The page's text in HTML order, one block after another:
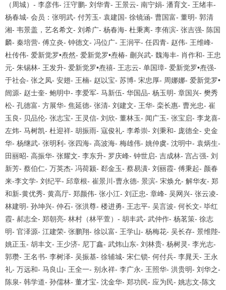
（周城）- 李彦伟- 汪守鹏- 刘华青- 王景云- 南宁娟- 潘育文- 王绪丰-
杨春城- 会员：张明武- 付芳玉- 袁建国- 徐镜涵- 曹国富- 董明- 郭清
湘- 韦景盖，艺名希文- 刘希广- 杨春海- 杜秉离- 李侑滨- 张吉强- 陈国
麟- 秦培营- 傅立炎- 钟德文- 冯位广- 王润平- 任四青- 赵伟- 王维峰-
杜传伟- 爱新觉罗•焘然- 爱新觉罗•焘椿- 蒯兴武- 魏海丰- 肖作和- 王忠
元- 朱锡林- 王发升- 爱新觉罗•焘禧- 王志云- 单国璋- 爱新觉罗•焘强-
于社会- 张之凤- 安翅- 王楠- 赵以宝- 苏博- 宋忠厚- 周娜娜- 爱新觉罗•
闿源- 赵士奎- 鲍明中- 李爱军- 马新伍- 华国品- 杨玉明- 章国兴- 樊秀
松- 孔德富- 方展华- 焦延德- 张清- 刘建文- 王华- 栾长惠- 曹光忠- 崔
玉良- 贝品伦- 张志宝- 王灵信- 刘欣- 董林玉- 闻广玉- 张宝启- 李龙喜-
左炜- 马树凯- 杜迎祥- 胡振雨- 寇俊礼- 李希崇- 刘秉和- 庞德全- 史金
华- 杨继武- 张明利- 张四海- 高波海- 梅雄伟- 姚仲虞- 沈明中- 袁炳生-
田丽昭- 高振华- 张耀文- 李东升- 罗庆峰- 钟世启- 吉成林- 宫占强- 刘
新芳- 蔡伯仁- 万英杰- 冯荷颍- 郄金玉- 蔡易潢- 刘丽霞- 傅秉起- 颜春
来-李文学- 刘纪平- 邱章根- 崔景川-曹永德- 景滨- 宋焕允- 解华友- 郑
和新-黄优秀- 黄高厅- 郑颜伟- 张小江- 刘正忠- 章峰- 吴网兴- 张云凌-
林建明- 孙坤兴- 仲石- 张洪尊- 楼进勇- 王志平- 吴言波- 何长文- 毕红
霞- 郝志全- 郑朝亮- 林村（林平萱）- 胡丰武- 武仲作- 杨茗策- 徐志
明- 官泽源- 江建荣- 张鹏翔- 徐以富- 王学山- 杨梅花- 吴长存- 景维陛-
姚正玉- 胡丰文- 王少济- 尼丁鑫- 武炜山东- 刘林贵- 杨树灵- 李光志-
郭瓒- 王名书- 李树泽- 吴振基- 徐辅城- 宋仁锁- 何付兵- 李晁天- 王永
礼- 万远和- 马良山- 王全一- 别永祥- 李广永- 王照华- 洪贵明- 刘华之-
陈泉- 韩学道- 孙儒林- 董才宝- 沈金华- 郑功民- 应为民- 姚志文-陈文